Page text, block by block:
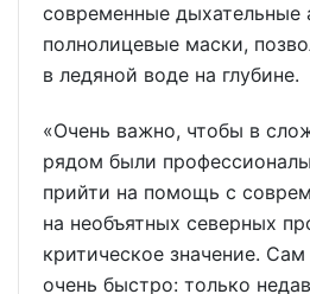
современные дыхательные
полнолицевые маски,
в ледяной воде на глубине.
«Очень важно, чтобы в
рядом были
прийти на помощь с
на необъятных северных
критическое значение.
очень быстро: только